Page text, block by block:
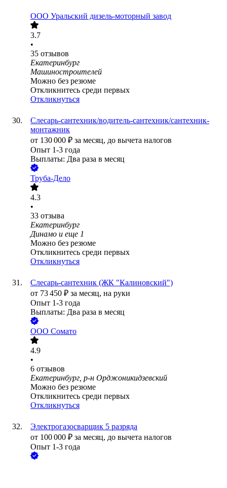
ООО Уральский дизель-моторный завод
3.7
•
35 отзывов
Екатеринбург
Машиностроителей
Можно без резюме
Откликнитесь среди первых
Откликнуться
Слесарь-сантехник/водитель-сантехник​​​​​​​​/сантехник-
монтажник
от 130 000 ₽ за месяц, до вычета налогов
Опыт 1-3 года
Выплаты: Два раза в месяц
Труба-Дело
4.3
•
33 отзыва
Екатеринбург
Динамо и еще 1
Можно без резюме
Откликнитесь среди первых
Откликнуться
Слесарь-сантехник (ЖК "Калиновский")
от 73 450 ₽ за месяц, на руки
Опыт 1-3 года
Выплаты: Два раза в месяц
ООО Сомато
4.9
•
6 отзывов
Екатеринбург, р-н Орджоникидзевский
Можно без резюме
Откликнитесь среди первых
Откликнуться
Электрогазосварщик 5 разряда
от 100 000 ₽ за месяц, до вычета налогов
Опыт 1-3 года